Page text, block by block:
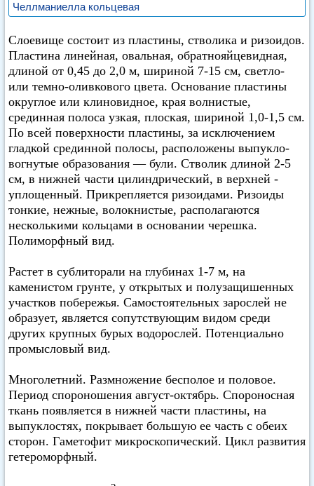
Челлманиелла кольцевая
Слоевище состоит из пластины, стволика и ризоидов.
Пластина линейная, овальная, обратнояйцевидная,
длиной от 0,45 до 2,0 м, шириной 7-15 см, светло-
или темно-оливкового цвета. Основание пластины
округлое или клиновидное, края волнистые,
срединная полоса узкая, плоская, шириной 1,0-1,5 см.
По всей поверхности пластины, за исключением
гладкой срединной полосы, расположены выпукло-
вогнутые образования — були. Стволик длиной 2-5
см, в нижней части цилиндрический, в верхней -
уплощенный. Прикрепляется ризоидами. Ризоиды
тонкие, нежные, волокнистые, располагаются
несколькими кольцами в основании черешка.
Полиморфный вид.
Растет в сублиторали на глубинах 1-7 м, на
каменистом грунте, у открытых и полузащишенных
участков побережья. Самостоятельных зарослей не
образует, является сопутствующим видом среди
других крупных бурых водорослей. Потенциально
промысловый вид.
Многолетний. Размножение бесполое и половое.
Период спороношения август-октябрь. Спороносная
ткань появляется в нижней части пластины, на
выпуклостях, покрывает большую ее часть с обеих
сторон. Гаметофит микроскопический. Цикл развития
гетероморфный.